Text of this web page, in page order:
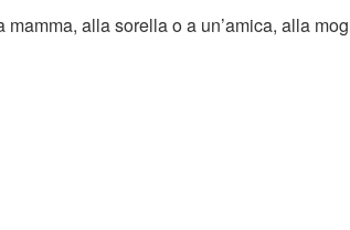
alla sorella o a un’amica, alla